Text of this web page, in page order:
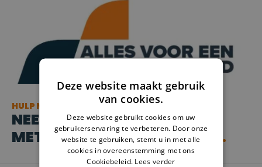
HULP NODIG?
NEEM CONTACT OP
MET ONZE KLANTENSERVICE
Deze website maakt gebruik
van cookies.
Deze website gebruikt cookies om uw
gebruikerservaring te verbeteren. Door onze
website te gebruiken, stemt u in met alle
cookies in overeenstemming met ons
Cookiebeleid. Lees verder